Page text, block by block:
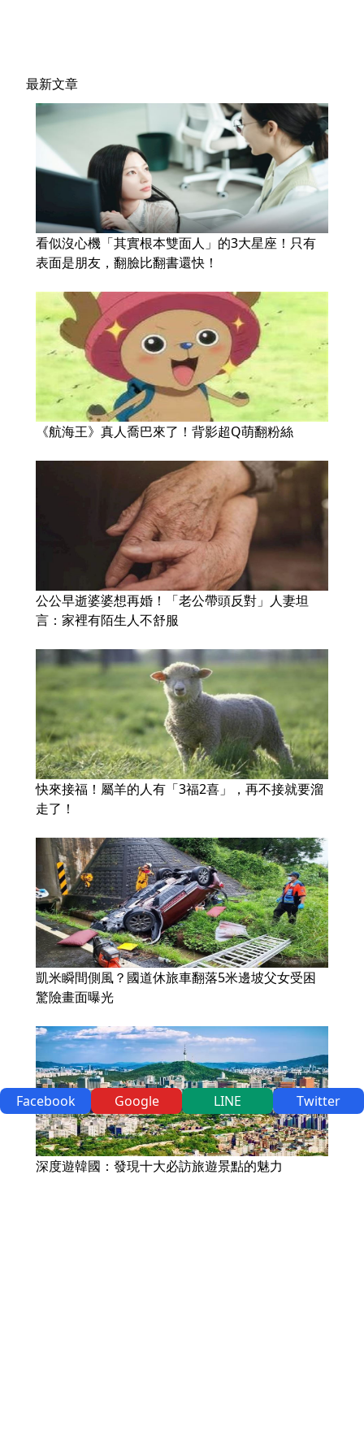
最新文章
看似沒心機「其實根本雙面人」的3大星座！只有
表面是朋友，翻臉比翻書還快！
《航海王》真人喬巴來了！背影超Q萌翻粉絲
公公早逝婆婆想再婚！「老公帶頭反對」人妻坦
言：家裡有陌生人不舒服
快來接福！屬羊的人有「3福2喜」，再不接就要溜
走了！
凱米瞬間側風？國道休旅車翻落5米邊坡父女受困
驚險畫面曝光
深度遊韓國：發現十大必訪旅遊景點的魅力
Facebook Google LINE Twitter